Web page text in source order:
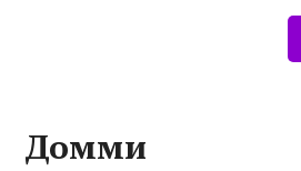
Домми